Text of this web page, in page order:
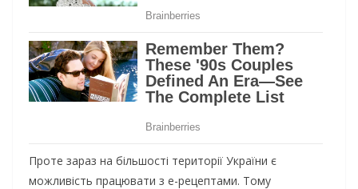
Проте зараз на більшості території України є
можливість працювати з е-рецептами. Тому